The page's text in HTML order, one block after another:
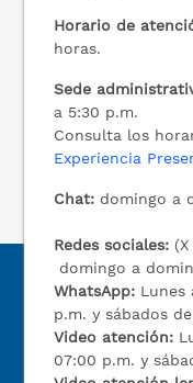
Horario de
horas.
Sede
a 5:30 p.m.
Consulta los
Experiencia
Chat: domingo a
Redes sociales:
domingo a
WhatsApp: Lunes
p.m. y sábados
Video atención:
07:00 p.m. y